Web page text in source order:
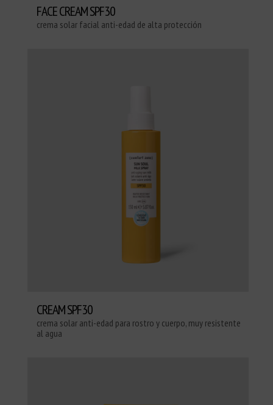
FACE CREAM SPF30
crema solar facial anti-edad de alta protección
CREAM SPF30
crema solar anti-edad para rostro y cuerpo, muy resistente
al agua